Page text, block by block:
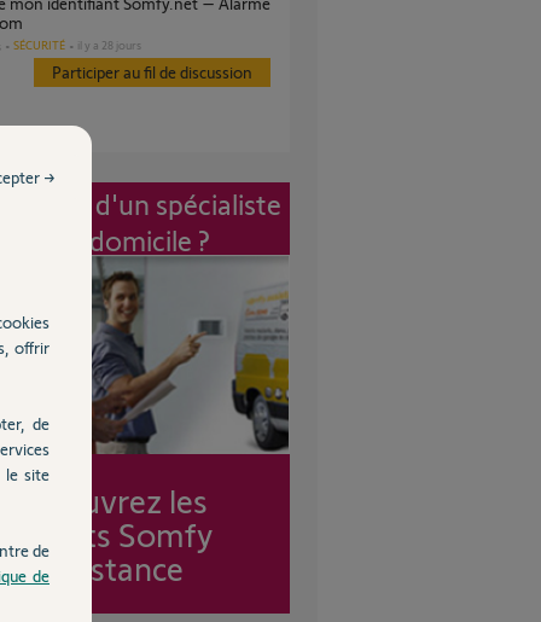
SÉCURITÉ il y a 28 jours
Participer au fil de discussion
d'un spécialiste
à mon domicile ?
Découvrez les
forfaits Somfy
Assistance
offrir
de
le site
de
de
→